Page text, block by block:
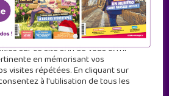
sur ce site afin de vous offrir
en mémorisant vos
visites répétées. En cliquant sur
à l'utilisation de tous les